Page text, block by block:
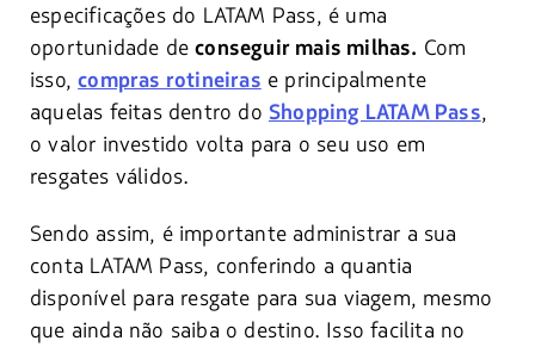
especificações do LATAM Pass, é uma
oportunidade deconseguir mais milhas. Com
isso,compras rotineiras e principalmente
aquelas feitas dentro do Shopping LATAM Pass,
o valor investido volta para o seu uso em
resgates válidos.
Sendo assim, é importante administrar a sua
conta LATAM Pass, conferindo a quantia
disponível para resgate para sua viagem, mesmo
que ainda não saiba o destino. Isso facilita no